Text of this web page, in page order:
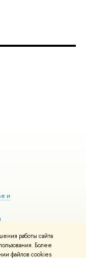
работы сайта
Более
файлов cookies
и